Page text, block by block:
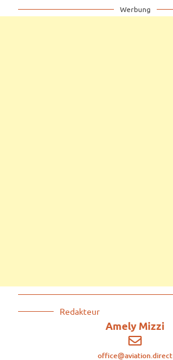
Redakteur
Amely Mizzi
office@aviation.direct
Werbung